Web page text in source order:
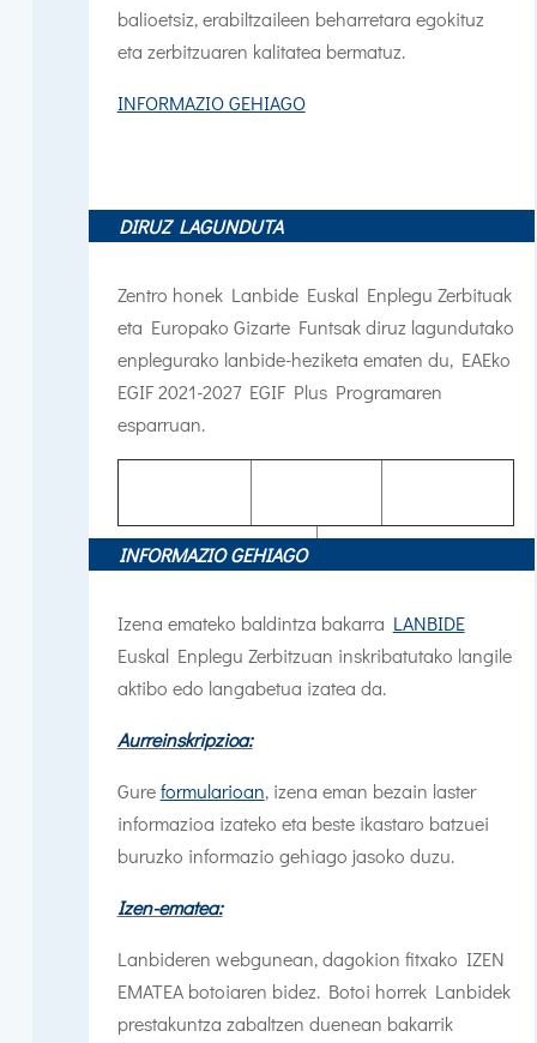
balioetsiz, erabiltzaileen beharretara egokituz
eta zerbitzuaren kalitatea bermatuz.
INFORMAZIO GEHIAGO
DIRUZ LAGUNDUTA
Zentro honek Lanbide Euskal Enplegu Zerbituak
eta Europako Gizarte Funtsak diruz lagundutako
enplegurako lanbide-heziketa ematen du, EAEko
EGIF 2021-2027 EGIF Plus Programaren
esparruan.
INFORMAZIO GEHIAGO
Izena emateko baldintza bakarra LANBIDE
Euskal Enplegu Zerbitzuan inskribatutako langile
aktibo edo langabetua izatea da.
Aurreinskripzioa:
Gureformularioan, izena eman bezain laster
informazioa izateko eta beste ikastaro batzuei
buruzko informazio gehiago jasoko duzu.
Izen-ematea:
Lanbideren webgunean, dagokion fitxako IZEN
EMATEA botoiaren bidez. Botoi horrek Lanbidek
prestakuntza zabaltzen duenean bakarrik